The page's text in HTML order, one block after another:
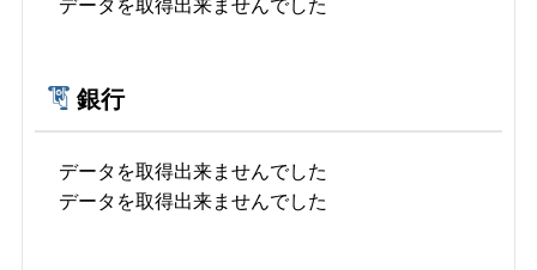
データを取得出来ませんでした
銀行
データを取得出来ませんでした
データを取得出来ませんでした